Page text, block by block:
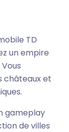
TD
un empire
châteaux et
gameplay
de villes